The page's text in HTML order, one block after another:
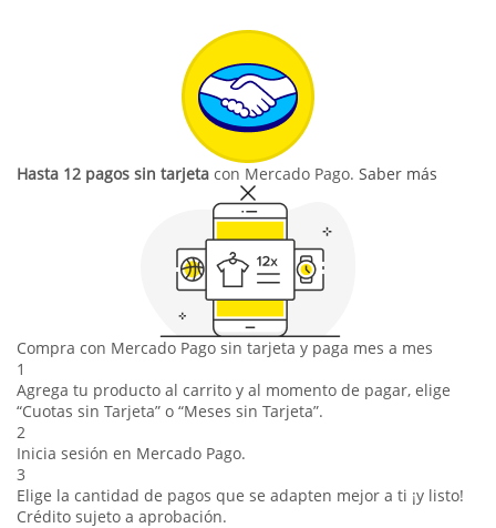
Hasta 12 pagos sin tarjeta con Mercado Pago. Saber más
Compra con Mercado Pago sin tarjeta y paga mes a mes
1
Agrega tu producto al carrito y al momento de pagar, elige
“Cuotas sin Tarjeta” o “Meses sin Tarjeta”.
2
Inicia sesión en Mercado Pago.
3
Elige la cantidad de pagos que se adapten mejor a ti ¡y listo!
Crédito sujeto a aprobación.